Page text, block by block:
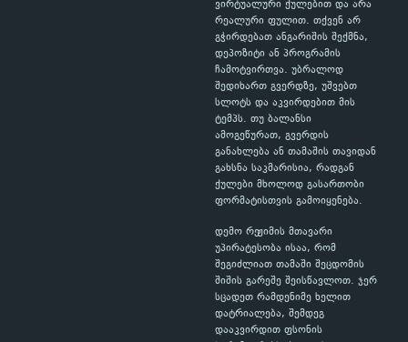
ვირტუალური ქულებით და არა
რეალური ფულით. თქვენ არ
გჭირდებათ ანგარიშის შექმნა,
დეპოზიტი ან პროგრამის
ჩამოტვირთვა. უბრალოდ
შედიხართ გვერდზე, უშვებთ
სლოტს და აკვირდებით მის
ტემპს. თუ ბალანსი
ამოგეწურათ, გვერდის
განახლება ან თამაშის თავიდან
გახსნა საკმარისია, რადგან
ქულები მხოლოდ გასართობი
ფორმატისთვის გამოიყენება.
დემო რეჟიმის მთავარი
უპირატესობა ისაა, რომ
შეგიძლიათ თამაში შეცდომის
შიშის გარეშე შეისწავლოთ. ჯერ
სცადეთ რამდენიმე ხელით
დატრიალება, შემდეგ
დააკვირდით ფსონის